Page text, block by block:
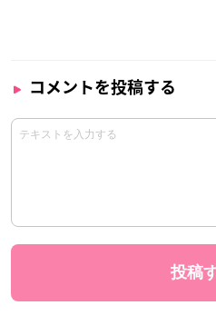
コメントを投稿する